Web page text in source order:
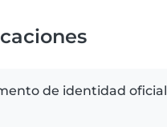
de identidad oficial